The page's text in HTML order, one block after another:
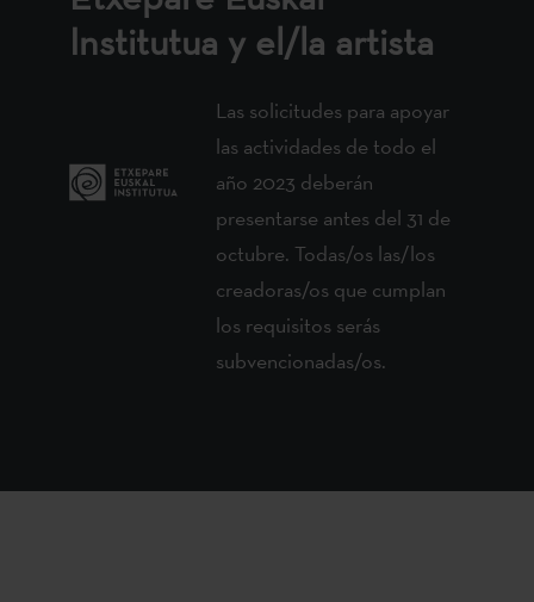
Institutua y el/la artista
Las solicitudes para apoyar
las actividades de todo el
año 2023 deberán
presentarse antes del 31 de
octubre. Todas/os las/los
creadoras/os que cumplan
los requisitos serás
subvencionadas/os.